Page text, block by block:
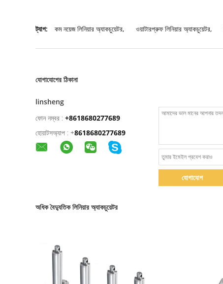
ট্যাগ: কম নয়েজ লিনিয়ার অ্যাকচুয়েটর, ওয়াটারপ্রুফ লিনিয়ার অ্যাকচুয়েটর,
যোগাযোগের ঠিকানা
linsheng
ফোন নম্বর : +8618680277689
হোয়াটসঅ্যাপ : +8618680277689
যোগাযোগ
অধিক বৈদ্যুতিক লিনিয়ার অ্যাকচুয়েটর